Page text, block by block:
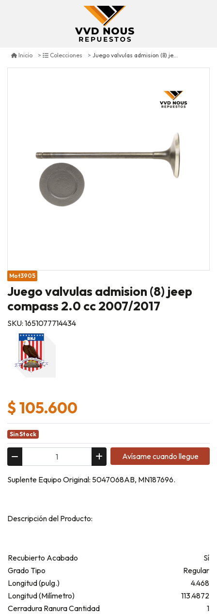
Inicio Colecciones Juego valvulas admision (8) jeep compass 2.0 cc 2007/2017
Mot3905
Juego valvulas admision (8) jeep
compass 2.0 cc 2007/2017
SKU: 1651077714434
$ 105.600
Sin Stock
Avísame cuando llegue
Suplente Equipo Original: 5047068AB, MN187696.
Descripción del Producto:
Recubierto Acabado
Sí
Grado Tipo
Regular
Longitud (pulg.)
4.468
Longitud (Milímetro)
113.4872
Cerradura Ranura Cantidad
1